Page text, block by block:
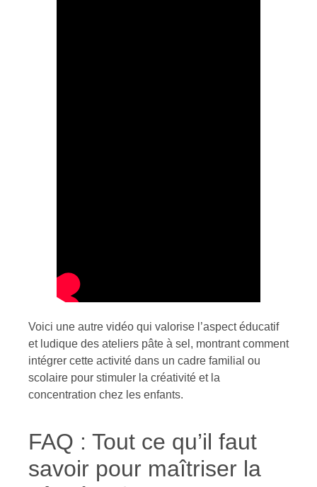
Voici une autre vidéo qui valorise l’aspect éducatif
et ludique des ateliers pâte à sel, montrant comment
intégrer cette activité dans un cadre familial ou
scolaire pour stimuler la créativité et la
concentration chez les enfants.
FAQ : Tout ce qu’il faut
savoir pour maîtriser la